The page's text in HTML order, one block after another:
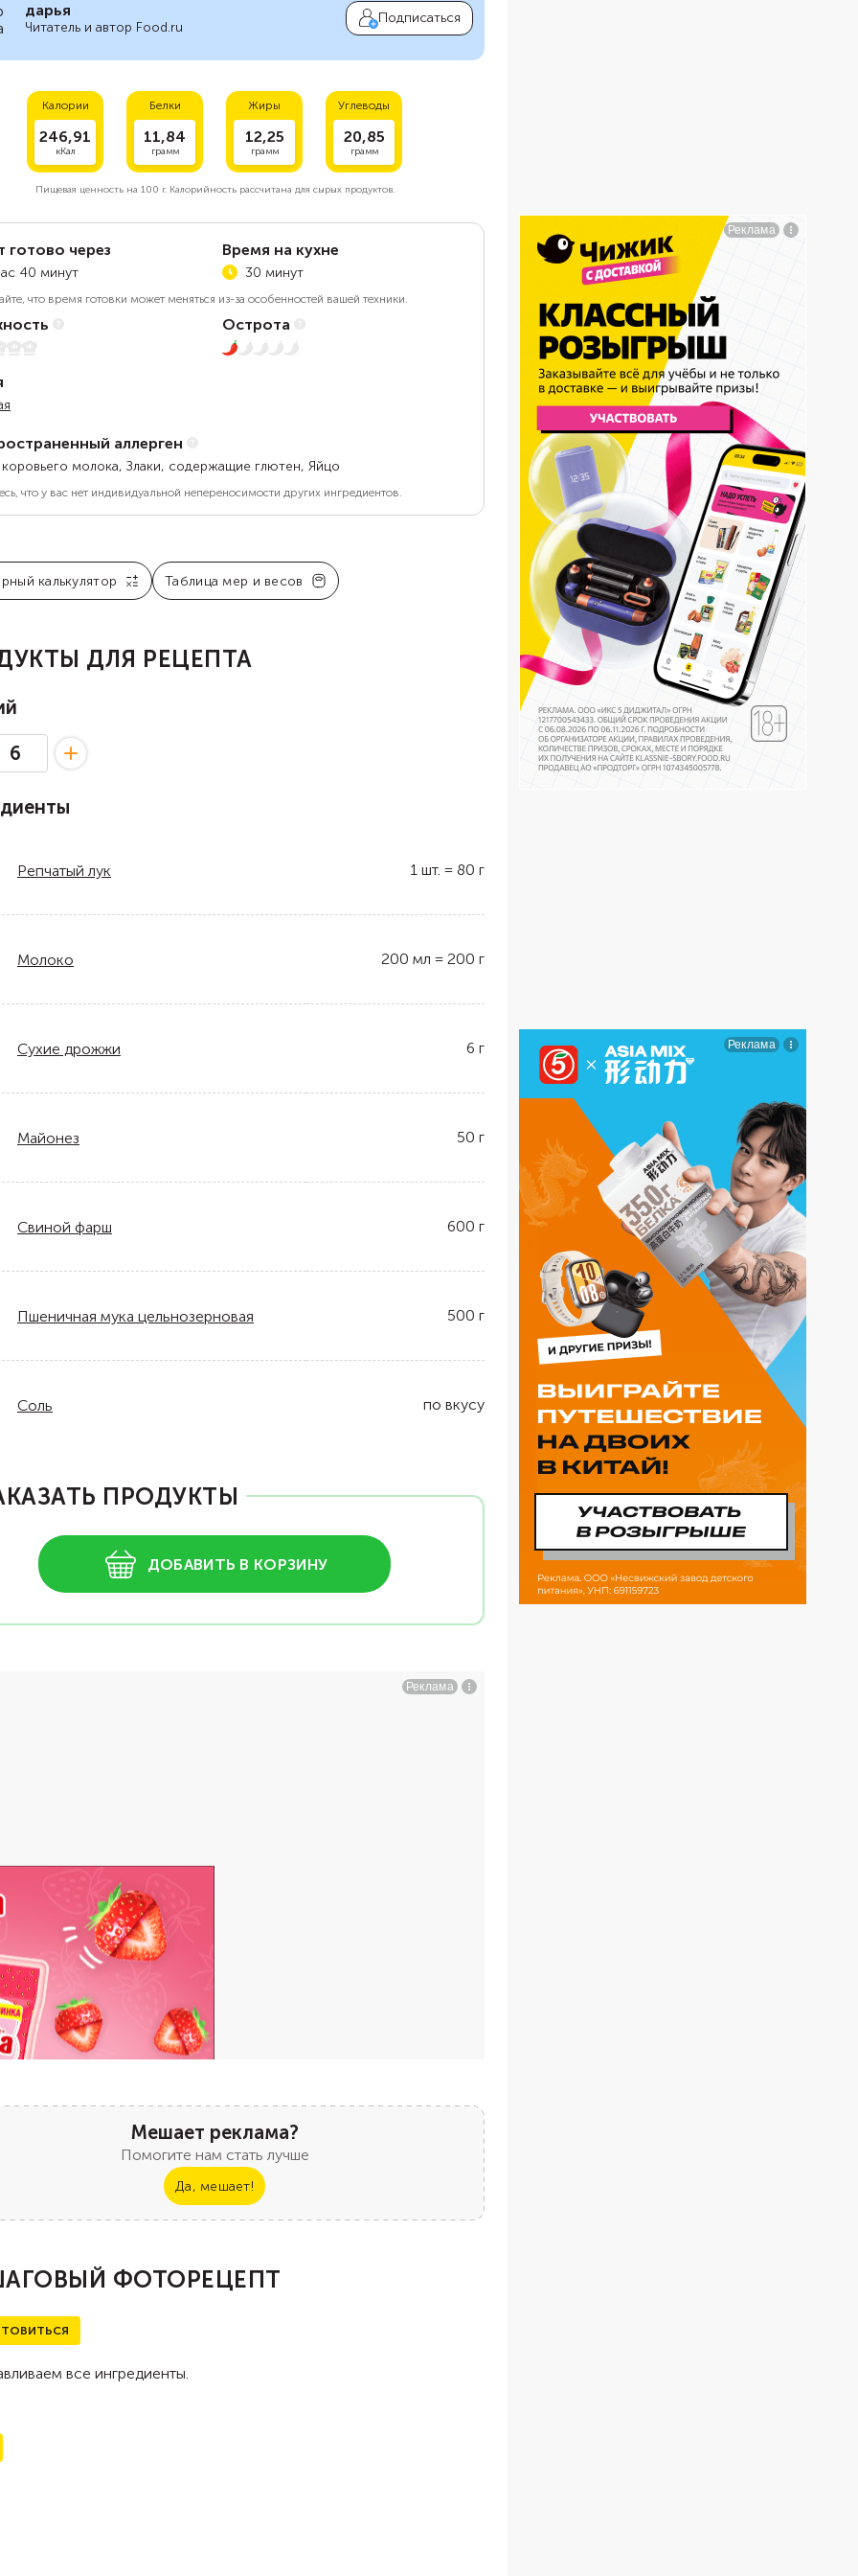
дарья
Читатель и автор Food.ru
Подписаться
Калории
246,91
кКал
Белки
11,84
грамм
Жиры
12,25
грамм
Углеводы
20,85
грамм
Пищевая ценность на 100 г.Калорийность рассчитана для сырых продуктов.
готово через
40 минут
Время на кухне
30 минут
что время готовки может меняться из-за особенностей вашей техники.
Острота
1 из 5
аллерген
молока, Злаки, содержащие глютен, Яйцо
что у вас нет индивидуальной непереносимости других ингредиентов.
калькулятор Таблица мер и весов
ДЛЯ РЕЦЕПТА
Репчатый лук 1 шт. = 80 г
Молоко 200 мл = 200 г
Сухие дрожжи 6 г
Майонез 50 г
Свиной фарш 600 г
Пшеничная мука цельнозерновая 500 г
Соль по вкусу
ПРОДУКТЫ
ДОБАВИТЬ В КОРЗИНУ
Мешает реклама?
Помогите нам стать лучше
Да, мешает!
ФОТОРЕЦЕПТ
все ингредиенты.